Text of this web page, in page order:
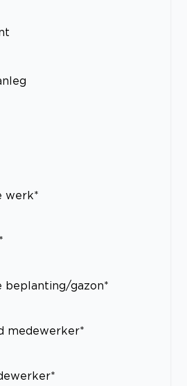
werk*
beplanting/gazon*
medewerker*